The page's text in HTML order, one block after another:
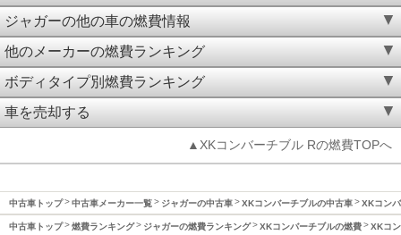
ジャガーの他の車の燃費情報
他のメーカーの燃費ランキング
ボディタイプ別燃費ランキング
車を売却する
▲XKコンバーチブル Rの燃費TOPへ
中古車トップ 中古車メーカー一覧 ジャガーの中古車 XKコンバーチブルの中古車 XKコン
中古車トップ 燃費ランキング ジャガーの燃費ランキング XKコンバーチブルの燃費 XKコ